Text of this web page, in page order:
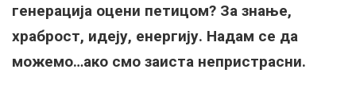
генерација оцени петицом? За знање,
храброст, идеју, енергију. Надам се да
можемо…ако смо заиста непристрасни.